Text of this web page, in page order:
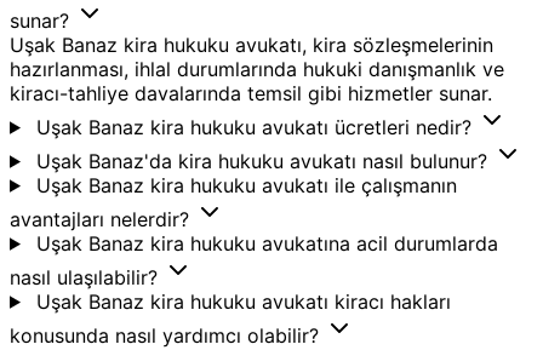
sunar?
Uşak Banaz kira hukuku avukatı, kira sözleşmelerinin
hazırlanması, ihlal durumlarında hukuki danışmanlık ve
kiracı-tahliye davalarında temsil gibi hizmetler sunar.
Uşak Banaz kira hukuku avukatı ücretleri nedir?
Uşak Banaz'da kira hukuku avukatı nasıl bulunur?
Uşak Banaz kira hukuku avukatı ile çalışmanın
avantajları nelerdir?
Uşak Banaz kira hukuku avukatına acil durumlarda
nasıl ulaşılabilir?
Uşak Banaz kira hukuku avukatı kiracı hakları
konusunda nasıl yardımcı olabilir?